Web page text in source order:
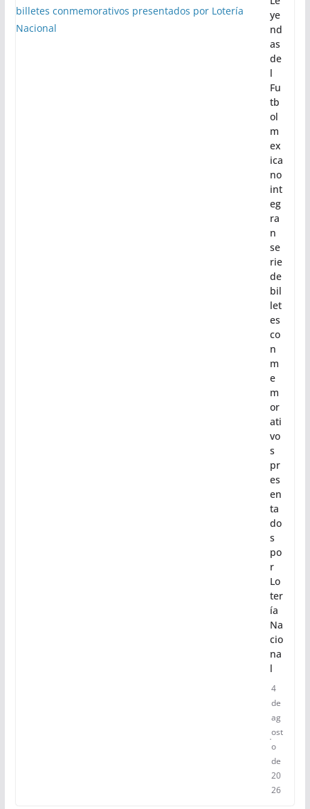
ost
o
de
20
26
Le
ye
nd
as
de
l
Fu
tb
ol
m
ex
ica
no
int
eg
ra
n
se
rie
de
bil
let
es
co
n
m
e
m
or
ati
vo
s
pr
es
en
ta
do
s
po
r
Lo
ter
ía
Na
cio
na
l
4